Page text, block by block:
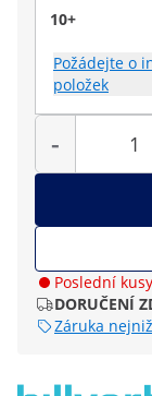
10+
Požádejte o
položek
-
Poslední
DORUČENÍ
Záruka